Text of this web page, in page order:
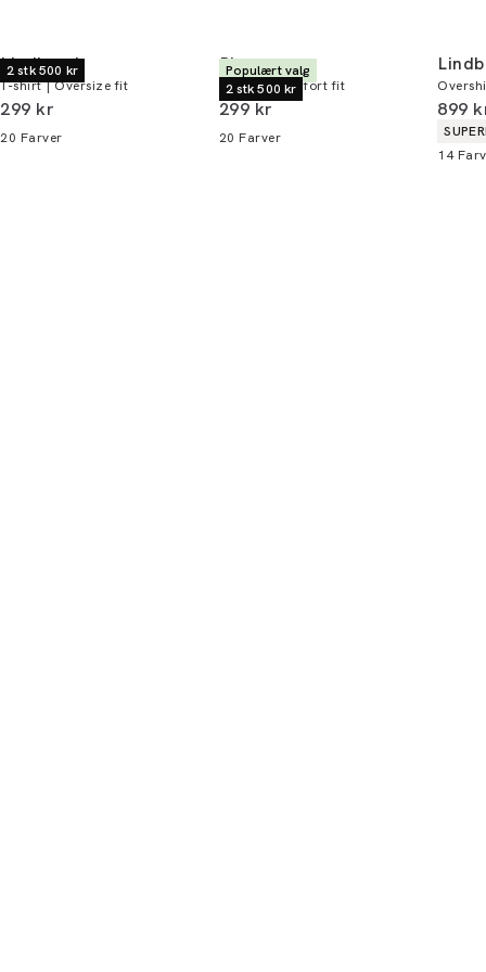
2 stk 500 kr
Lindbergh
T-shirt | Oversize fit
I alt (inkl. rabat)
299 kr
20 Farver
Populært valg
2 stk 500 kr
Bison
T-shirt | Comfort fit
I alt (inkl. rabat)
299 kr
20 Farver
I alt
899
14